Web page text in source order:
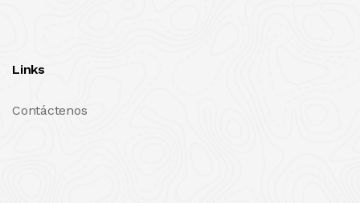
Links
Contáctenos